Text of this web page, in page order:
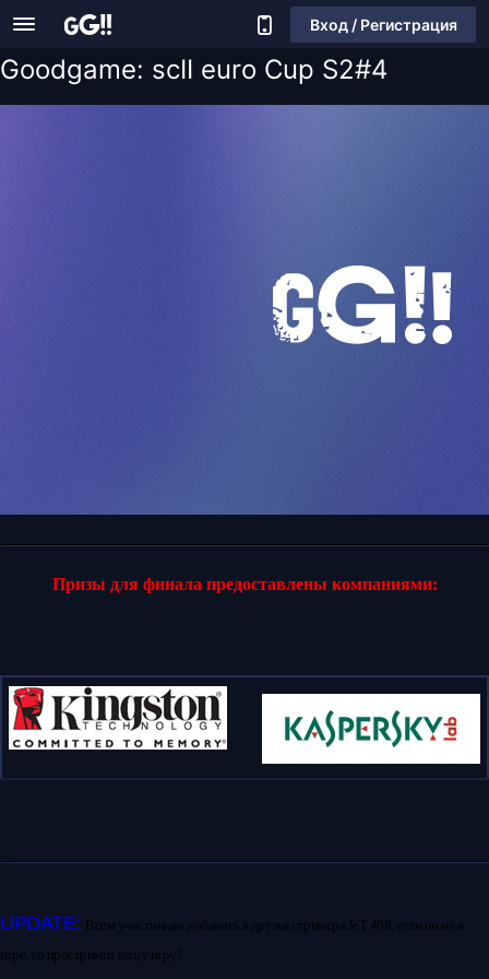
Вход / Регистрация
Goodgame: scII euro Cup S2#4
Призы для финала предоставлены компаниями:
UPDATE: Всем участникам добавить в друзья стримера JeT 408, если он не в
игре, то простримит вашу игру!